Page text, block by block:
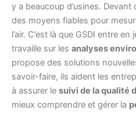
y a beaucoup d’usines.
des moyens fiables pour
l’air. C’est là que GSDI entre
travaille sur les analyses
propose des solutions
savoir-faire, ils aident les
à assurer le suivi de la qualité
mieux comprendre et gérer la